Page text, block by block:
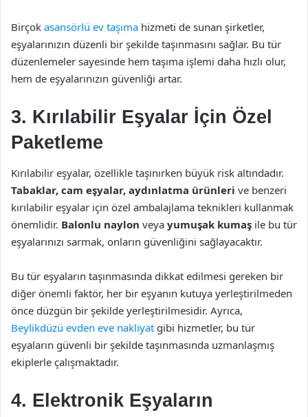
Birçok asansörlü ev taşıma hizmeti de sunan şirketler,
eşyalarınızın düzenli bir şekilde taşınmasını sağlar. Bu tür
düzenlemeler sayesinde hem taşıma işlemi daha hızlı olur,
hem de eşyalarınızın güvenliği artar.
3. Kırılabilir Eşyalar İçin Özel
Paketleme
Kırılabilir eşyalar, özellikle taşınırken büyük risk altındadır.
Tabaklar, cam eşyalar, aydınlatma ürünleri ve benzeri
kırılabilir eşyalar için özel ambalajlama teknikleri kullanmak
önemlidir. Balonlu naylon veya yumuşak kumaş ile bu tür
eşyalarınızı sarmak, onların güvenliğini sağlayacaktır.
Bu tür eşyaların taşınmasında dikkat edilmesi gereken bir
diğer önemli faktör, her bir eşyanın kutuya yerleştirilmeden
önce düzgün bir şekilde yerleştirilmesidir. Ayrıca,
Beylikdüzü evden eve nakliyat gibi hizmetler, bu tür
eşyaların güvenli bir şekilde taşınmasında uzmanlaşmış
ekiplerle çalışmaktadır.
4. Elektronik Eşyaların